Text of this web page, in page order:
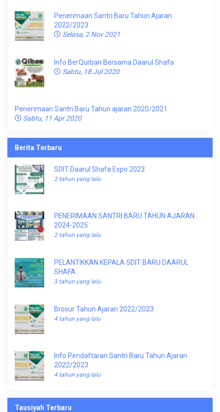
Penerimaan Santri Baru Tahun Ajaran
2022/2023
Selasa, 2 Nov 2021
Info BerQurban Bersama Daarul Shafa
Sabtu, 18 Jul 2020
Penerimaan Santri Baru Tahun ajaran 2020/2021
Sabtu, 11 Apr 2020
Berita Terbaru
SDIT Daarul Shafa Expo 2023
2 tahun yang lalu
PENERIMAAN SANTRI BARU TAHUN AJARAN
2024-2025
2 tahun yang lalu
PELANTIKKAN KEPALA SDIT BARU DAARUL
SHAFA
3 tahun yang lalu
Brosur Tahun Ajaran 2022/2023
4 tahun yang lalu
Info Pendaftaran Santri Baru Tahun Ajaran
2022/2023
4 tahun yang lalu
Tausiyah Terbaru